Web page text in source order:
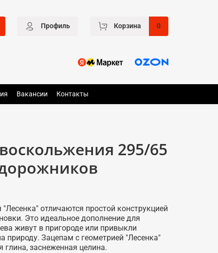
Профиль Корзина 0
Вакансии Контакты
295/65
отличаются простой конструкцией
Это идеальное дополнение для
живут в пригороде или привыкли
Зацепам с геометрией "Лесенка"
заснеженная целина.